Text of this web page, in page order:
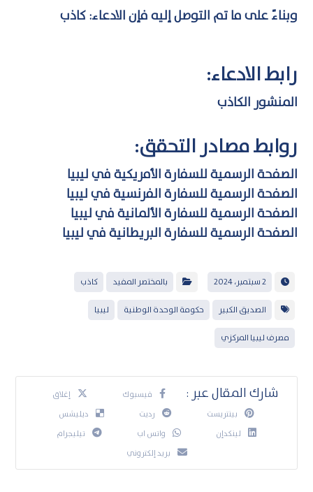
وبناءً على ما تم التوصل إليه فإن الادعاء: كاذب
رابط الادعاء:
المنشور الكاذب
روابط مصادر التحقق:
الصفحة الرسمية للسفارة الأمريكية في ليبيا
الصفحة الرسمية للسفارة الفرنسية في ليبيا
الصفحة الرسمية للسفارة الألمانية في ليبيا
الصفحة الرسمية للسفارة البريطانية في ليبيا
2 سبتمبر، 2024 بالمختصر المفيد كاذب
الصديق الكبير حكومة الوحدة الوطنية ليبيا
مصرف ليبيا المركزي
فيسبوك
إغلاق
بينتريست
رديت
ديليشس
لينكدإن
واتس اب
تيليجرام
بريد إلكتروني